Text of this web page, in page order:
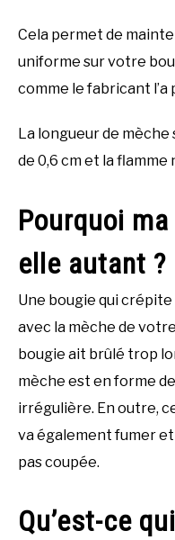
Cela permet de
uniforme sur votre
comme le fabricant l’a
La longueur de
de 0,6 cm et la flamme
Pourquoi
elle autant ?
Une bougie qui crépite
avec la mèche de
bougie ait brûlé trop
mèche est en forme
irrégulière. En outre,
va également fumer et
pas coupée.
Qu’est-ce